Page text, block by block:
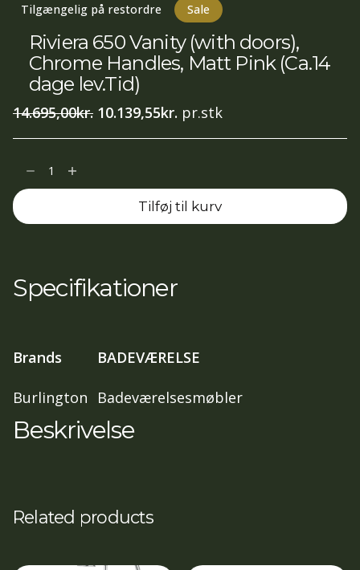
Tilgængelig på restordre Sale
Riviera 650 Vanity (with doors),
Chrome Handles, Matt Pink (Ca.14
dage lev.Tid)
14.695,00kr. Den
oprindelige
14.695,00kr..
10.139,55kr. Den
aktuelle
10.139,55kr..
pr.stk
Riviera
650
Vanity
Chrome
Handles,
(Ca.14
dage
lev.Tid)
antal
Tilføj til kurv
Specifikationer
Brands BADEVÆRELSE
Burlington Badeværelsesmøbler
Beskrivelse
Related products